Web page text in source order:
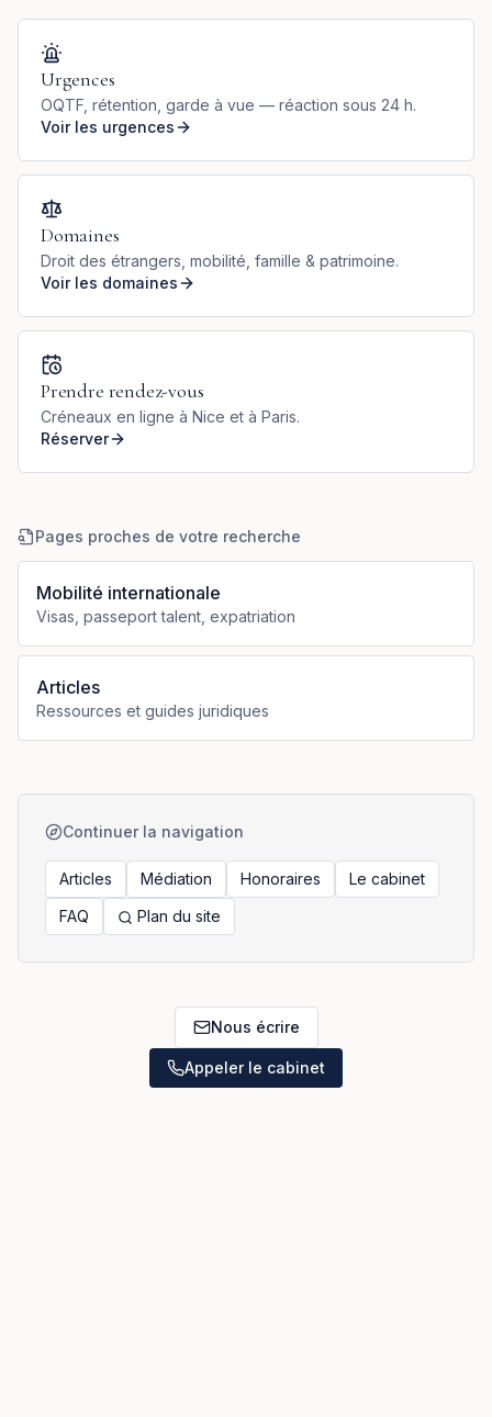
Urgences
OQTF, rétention, garde à vue — réaction sous 24 h.
Voir les urgences
Domaines
Droit des étrangers, mobilité, famille & patrimoine.
Voir les domaines
Prendre rendez-vous
Créneaux en ligne à Nice et à Paris.
Réserver
Pages proches de votre recherche
Mobilité internationale
Visas, passeport talent, expatriation
Articles
Ressources et guides juridiques
Continuer la navigation
Articles Médiation Honoraires
Le cabinet
FAQ
Plan du site
Nous écrire
Appeler le cabinet